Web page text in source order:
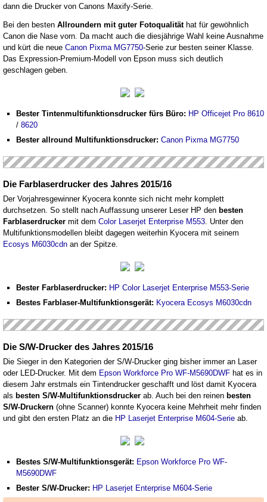
dann die Drucker von Canons Maxify-Serie.
Bei den besten Allroundern mit guter Fotoqualitäthat für gewöhnlich
Canon die Nase vorn. Da macht auch die diesjährige Wahl keine Ausnahme
und kürt die neue Canon Pixma MG7750-Serie zur besten seiner Klasse.
Das Expression-Premium-Modell von Epson muss sich deutlich
geschlagen geben.
Bester Tintenmultifunktionsdrucker fürs Büro: HP Officejet Pro 8610
/ 8620
Bester allround Multifunktionsdrucker: Canon Pixma MG7750
Die Farblaserdrucker des Jahres 2015/16
Der Vorjahresgewinner Kyocera konnte sich nicht mehr komplett
durchsetzen. So stellt nach Auffassung unserer Leser HP den besten
Farblaserdrucker mit dem Color Laserjet Enterprise M553 . Unter den
Multifunktionsmodellen bleibt dagegen weiterhin Kyocera mit seinem
Ecosys M6030cdn an der Spitze.
Bester Farblaserdrucker: HP Color Laserjet Enterprise M553-Serie
Bestes Farblaser-Multifunktionsgerät: Kyocera Ecosys M6030cdn
Die S/W-Drucker des Jahres 2015/16
Die Sieger in den Kategorien der S/W-Drucker ging bisher immer an Laser
oder LED-Drucker. Mit dem Epson Workforce Pro WF-M5690DWF hat es in
diesem Jahr erstmals ein Tintendrucker geschafft und löst damit Kyocera
als besten S/W-Multifunktionsdrucker ab. Auch bei den reinen besten
S/W-Druckern (ohne Scanner) konnte Kyocera keine Mehrheit mehr finden
und gibt den ersten Platz an die HP Laserjet Enterprise M604-Serie ab.
Bestes S/W-Multifunktionsgerät: Epson Workforce Pro WF-
M5690DWF
Bester S/W-Drucker: HP Laserjet Enterprise M604-Serie